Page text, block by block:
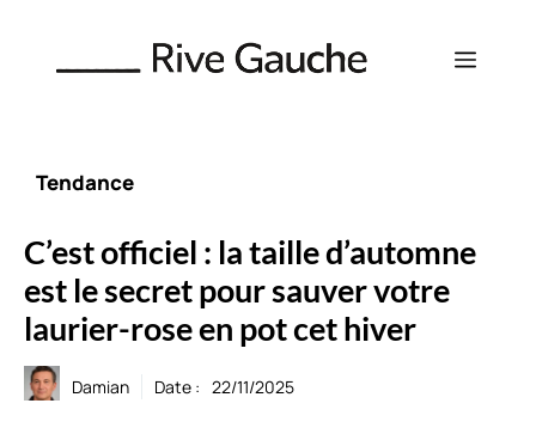
contenu
Menu
Tendance
C’est officiel : la taille d’automne
est le secret pour sauver votre
laurier-rose en pot cet hiver
Damian Date : 22/11/2025